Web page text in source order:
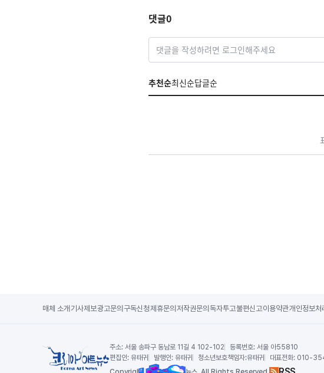
댓글0
댓글을 작성하려면 로그인해주세요
추천순최신순답글순
매체 소개 기사제보광고문의 구독신청제휴문의 저작권문의 독자투고불편신고이용약관개인정보처
주소: 서울 송파구 동남로 11길 4 102-102 등록번호: 서울 아55810
편집인: 유태귀 발행인: 유태귀 청소년보호책임자:유태귀 대표전화: 010-